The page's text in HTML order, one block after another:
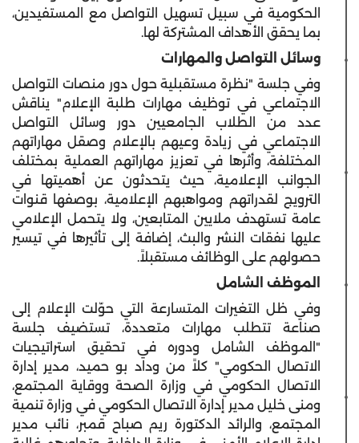
الحكومية في سبيل تسهيل التواصل مع المستفيدين،
بما يحقق الأهداف المشتركة لها.
وسائل التواصل والمهارات
وفي جلسة "نظرة مستقبلية حول دور منصات التواصل
الاجتماعي في توظيف مهارات طلبة الإعلام" يناقش
عدد من الطلاب الجامعيين دور وسائل التواصل
الاجتماعي في زيادة وعيهم بالإعلام وصقل مهاراتهم
المختلفة، وأثرها في تعزيز مهاراتهم العملية بمختلف
الجوانب الإعلامية، حيث يتحدثون عن أهميتها في
الترويج لقدراتهم ومواهبهم الإعلامية، بوصفها قنوات
عامة تستهدف ملايين المتابعين، ولا يتحمل الإعلامي
عليها نفقات النشر والبث، إضافة إلى تأثيرها في تيسير
حصولهم على الوظائف مستقبلاً.
الموظف الشامل
وفي ظل التغيرات المتسارعة التي حوّلت الإعلام إلى
صناعة تتطلب مهارات متعددة، تستضيف جلسة
"الموظف الشامل ودوره في تحقيق استراتيجيات
الاتصال الحكومي" كلاً من وداد بو حميد، مدير إدارة
الاتصال الحكومي في وزارة الصحة ووقاية المجتمع،
ومنى خليل مدير إدارة الاتصال الحكومي في وزارة تنمية
المجتمع، والرائد الدكتورة ريم صباح قمبر، نائب مدير